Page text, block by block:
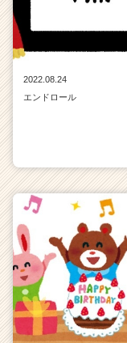
2022.08.24
エンドロール